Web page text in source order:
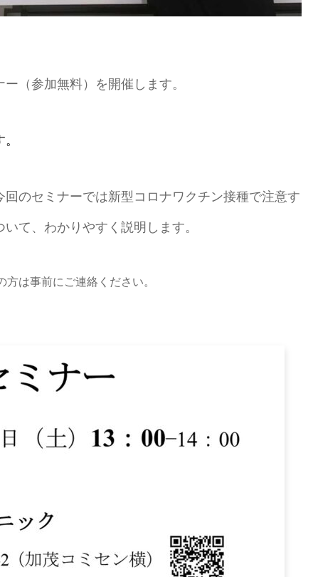
（参加無料）を開催します。
のセミナーでは新型コロナワクチン接種で注意す
て、わかりやすく説明します。
は事前にご連絡ください。